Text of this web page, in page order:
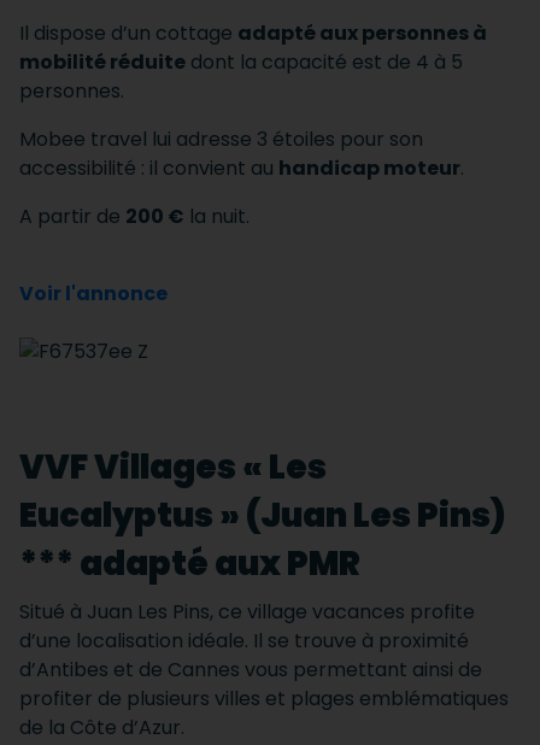
Il dispose d’un cottage adapté aux personnes à
mobilité réduite dont la capacité est de 4 à 5
personnes.
Mobee travel lui adresse 3 étoiles pour son
accessibilité : il convient au handicap moteur.
A partir de 200 € la nuit.
Voir l'annonce
VVF Villages « Les
Eucalyptus » (Juan Les Pins)
*** adapté aux PMR
Situé à Juan Les Pins, ce village vacances profite
d’une localisation idéale. Il se trouve à proximité
d’Antibes et de Cannes vous permettant ainsi de
profiter de plusieurs villes et plages emblématiques
de la Côte d’Azur.